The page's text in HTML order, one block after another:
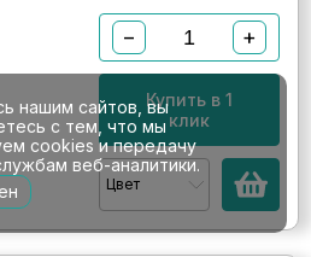
− +
Купить в 1
клик
Цвет
нашим сайтов, вы
с тем, что мы
cookies и передачу
веб-аналитики.